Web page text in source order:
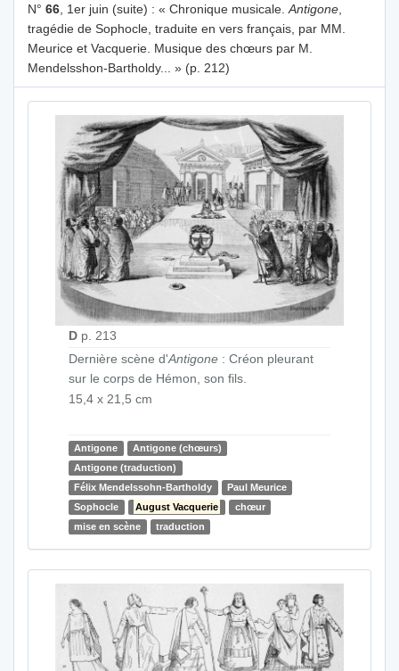
N° 66 , 1er juin (suite) : « Chronique musicale. Antigone
tragédie de Sophocle, traduite en vers français, par MM.
Meurice et Vacquerie. Musique des chœurs par M.
Mendelsshon-Bartholdy... » (p. 212)
D p. 213
Dernière scène d'Antigone : Créon pleurant
sur le corps de Hémon, son fils.
15,4 x 21,5 cm
Antigone
Antigone (chœurs)
Antigone (traduction)
Félix Mendelssohn-Bartholdy
Paul Meurice
Sophocle
August Vacquerie
chœur
mise en scène
traduction